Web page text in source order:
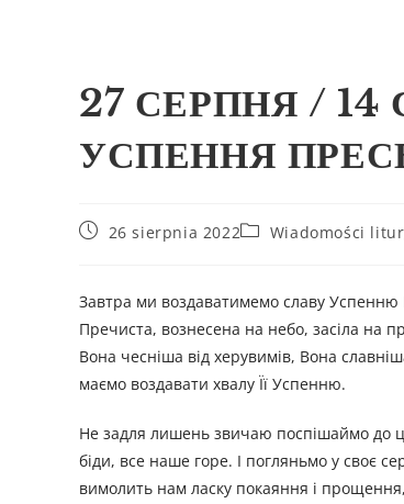
27 СЕРПНЯ / 14
УСПЕННЯ
26 sierpnia 2022 Wiadomości
Завтра ми воздаватимемо славу Успенню
Пречиста, вознесена на небо, засіла на
Вона чесніша від херувимів, Вона
маємо воздавати хвалу Її Успенню.
Не задля лишень звичаю поспішаймо до
біди, все наше горе. І погляньмо у своє
вимолить нам ласку покаяння і